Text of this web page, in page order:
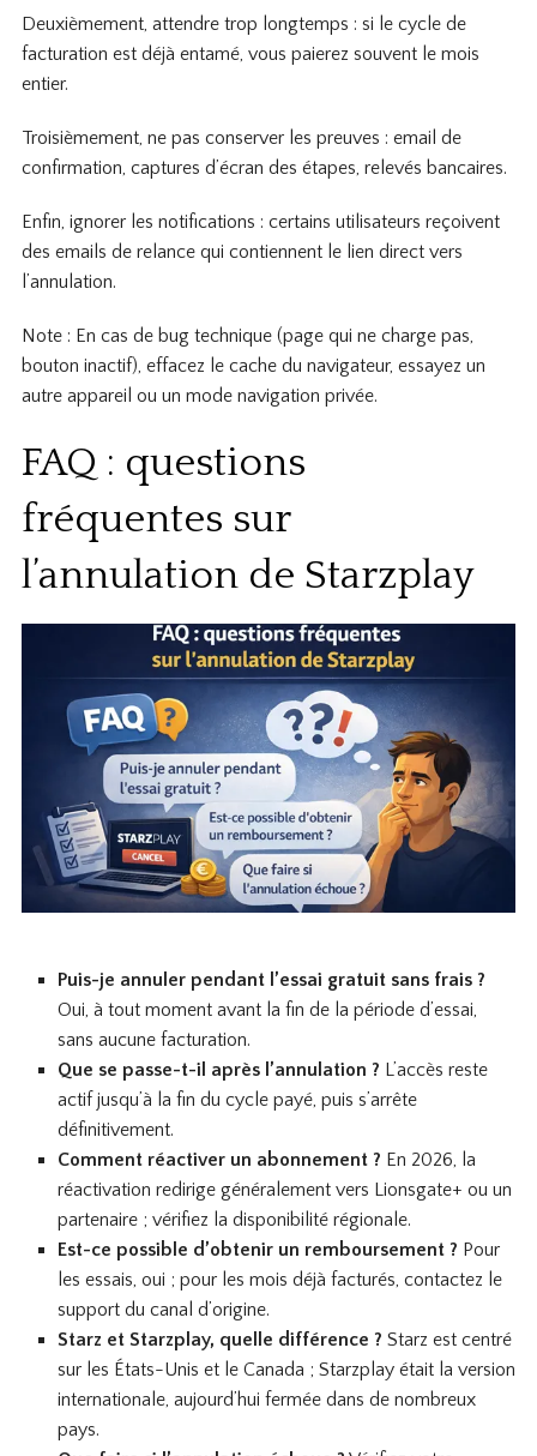
Deuxièmement, attendre trop longtemps : si le cycle de
facturation est déjà entamé, vous paierez souvent le mois
entier.
Troisièmement, ne pas conserver les preuves : email de
confirmation, captures d’écran des étapes, relevés bancaires.
Enfin, ignorer les notifications : certains utilisateurs reçoivent
des emails de relance qui contiennent le lien direct vers
l’annulation.
Note : En cas de bug technique (page qui ne charge pas,
bouton inactif), effacez le cache du navigateur, essayez un
autre appareil ou un mode navigation privée.
FAQ : questions
fréquentes sur
l’annulation de Starzplay
Puis-je annuler pendant l’essai gratuit sans frais ?
Oui, à tout moment avant la fin de la période d’essai,
sans aucune facturation.
Que se passe-t-il après l’annulation ? L’accès reste
actif jusqu’à la fin du cycle payé, puis s’arrête
définitivement.
Comment réactiver un abonnement ? En 2026, la
réactivation redirige généralement vers Lionsgate+ ou un
partenaire ; vérifiez la disponibilité régionale.
Est-ce possible d’obtenir un remboursement ? Pour
les essais, oui ; pour les mois déjà facturés, contactez le
support du canal d’origine.
Starz et Starzplay, quelle différence ? Starz est centré
sur les États-Unis et le Canada ; Starzplay était la version
internationale, aujourd’hui fermée dans de nombreux
pays.